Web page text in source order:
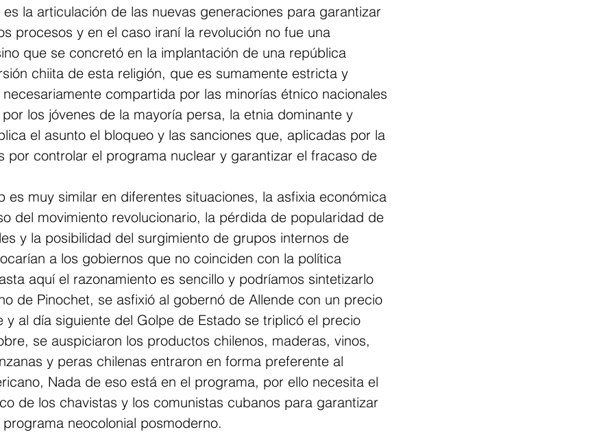
la articulación de las nuevas generaciones para garantizar
procesos y en el caso iraní la revolución no fue una
que se concretó en la implantación de una república
chiita de esta religión, que es sumamente estricta y
compartida por las minorías étnico nacionales
los jóvenes de la mayoría persa, la etnia dominante y
el asunto el bloqueo y las sanciones que, aplicadas por la
por controlar el programa nuclear y garantizar el fracaso de
es muy similar en diferentes situaciones, la asfixia económica
del movimiento revolucionario, la pérdida de popularidad de
y la posibilidad del surgimiento de grupos internos de
a los gobiernos que no coinciden con la política
aquí el razonamiento es sencillo y podríamos sintetizarlo
de Pinochet, se asfixió al gobernó de Allende con un precio
y al día siguiente del Golpe de Estado se triplicó el precio
se auspiciaron los productos chilenos, maderas, vinos,
y peras chilenas entraron en forma preferente al
Nada de eso está en el programa, por ello necesita el
de los chavistas y los comunistas cubanos para garantizar
neocolonial posmoderno.